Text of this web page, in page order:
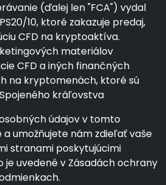
(ďalej len "FCA") vydal
10, ktoré zakazuje predaj,
CFD na kryptoaktíva.
materiálov
CFD a iných finančných
na kryptomenách, ktoré sú
kráľovstva
údajov v tomto
umožňujete nám zdieľať vaše
stranami poskytujúcimi
je uvedené v Zásadách ochrany